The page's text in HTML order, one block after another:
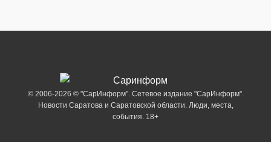
© 2006-2026 © "СарИнформ". Сетевое издание "СарИнформ".
Новости Саратова и Саратовской области. Люди, места,
события. 18+